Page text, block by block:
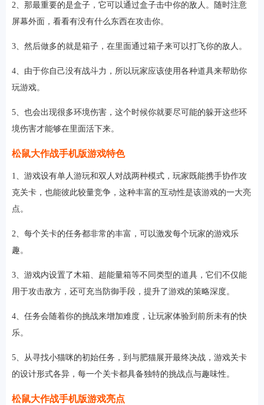
2、那最重要的是盒子，它可以通过盒子击中你的敌人。随时注意
屏幕外面，看看有没有什么东西在攻击你。
3、然后做多的就是箱子，在里面通过箱子来可以打飞你的敌人。
4、由于你自己没有战斗力，所以玩家应该使用各种道具来帮助你
玩游戏。
5、也会出现很多环境伤害，这个时候你就要尽可能的躲开这些环
境伤害才能够在里面活下来。
松鼠大作战手机版游戏特色
1、游戏设有单人游玩和双人对战两种模式，玩家既能携手协作攻
克关卡，也能彼此较量竞争，这种丰富的互动性是该游戏的一大亮
点。
2、每个关卡的任务都非常的丰富，可以激发每个玩家的游戏乐
趣。
3、游戏内设置了木箱、超能量箱等不同类型的道具，它们不仅能
用于攻击敌方，还可充当防御手段，提升了游戏的策略深度。
4、任务会随着你的挑战来增加难度，让玩家体验到前所未有的快
乐。
5、从寻找小猫咪的初始任务，到与肥猫展开最终决战，游戏关卡
的设计形式各异，每一个关卡都具备独特的挑战点与趣味性。
松鼠大作战手机版游戏亮点